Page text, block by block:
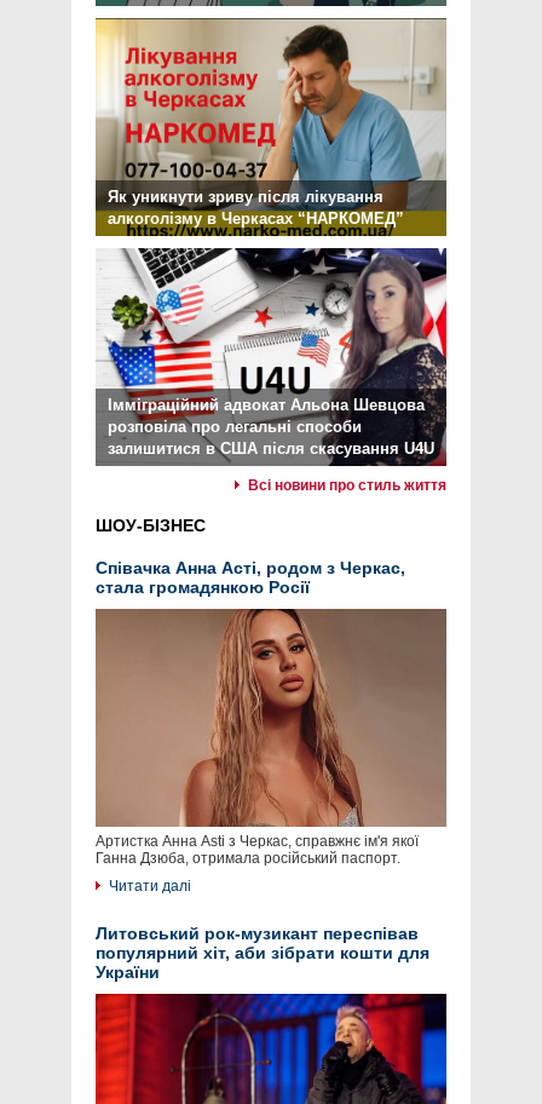
Як уникнути зриву після лікування
алкоголізму в Черкасах “НАРКОМЕД”
Імміграційний адвокат Альона Шевцова
розповіла про легальні способи
залишитися в США після скасування U4U
Всі новини про стиль життя
ШОУ-БІЗНЕС
Співачка Анна Асті, родом з Черкас,
стала громадянкою Росії
Артистка Анна Asti з Черкас, справжнє ім'я якої
Ганна Дзюба, отримала російський паспорт.
Читати далі
Литовський рок-музикант переспівав
популярний хіт, аби зібрати кошти для
України